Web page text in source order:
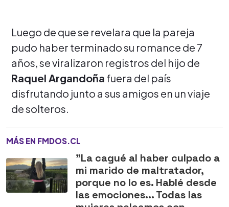
Luego de que se revelara que la pareja
pudo haber terminado su romance de 7
años, se viralizaron registros del hijo de
Raquel Argandoña fuera del país
disfrutando junto a sus amigos en un viaje
de solteros.
MÁS EN FMDOS.CL
"La cagué al haber culpado a
mi marido de maltratador,
porque no lo es. Hablé desde
las emociones... Todas las